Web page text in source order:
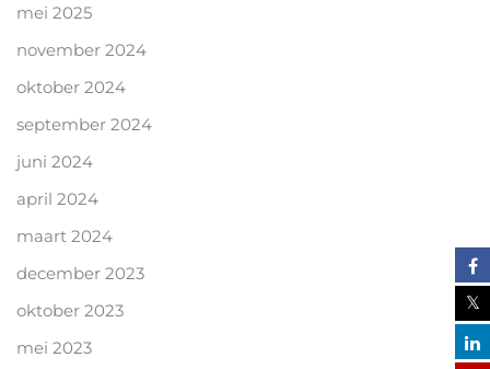
mei 2025
november 2024
oktober 2024
september 2024
juni 2024
april 2024
maart 2024
december 2023
oktober 2023
mei 2023